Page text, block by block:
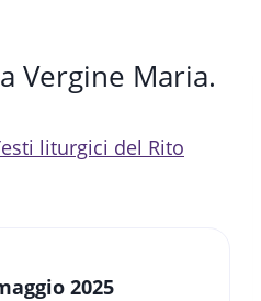
Vergine Maria.
liturgici del Rito
2025